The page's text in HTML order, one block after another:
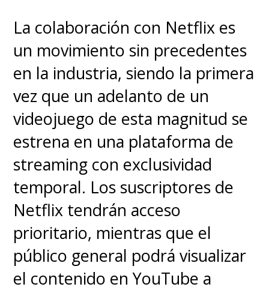
estadounidense de 2022, es
decir, entre junio a agosto del
próximo año.
La colaboración con Netflix es
un movimiento sin precedentes
en la industria, siendo la primera
vez que un adelanto de un
videojuego de esta magnitud se
estrena en una plataforma de
streaming con exclusividad
temporal. Los suscriptores de
Netflix tendrán acceso
prioritario, mientras que el
público general podrá visualizar
el contenido en YouTube a